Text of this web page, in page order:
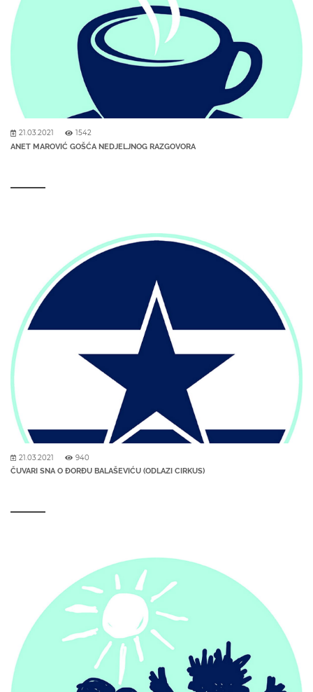
21.03.2021 1542
ANET MAROVIĆ GOŠĆA NEDJELJNOG RAZGOVORA
21.03.2021 940
ČUVARI SNA O ĐORĐU BALAŠEVIĆU (ODLAZI CIRKUS)